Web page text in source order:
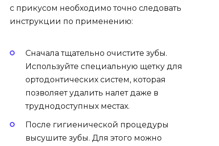
с прикусом необходимо точно следовать
инструкции по применению:
Сначала тщательно очистите зубы.
Используйте специальную щетку для
ортодонтических систем, которая
позволяет удалить налет даже в
труднодоступных местах.
После гигиенической процедуры
высушите зубы. Для этого можно